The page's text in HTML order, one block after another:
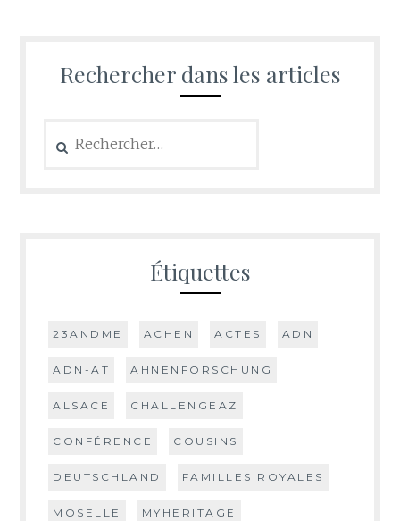
Rechercher dans les articles
Étiquettes
23ANDME ACHEN ACTES ADN
ADN-AT AHNENFORSCHUNG
ALSACE CHALLENGEAZ
CONFÉRENCE COUSINS
DEUTSCHLAND FAMILLES ROYALES
MOSELLE MYHERITAGE